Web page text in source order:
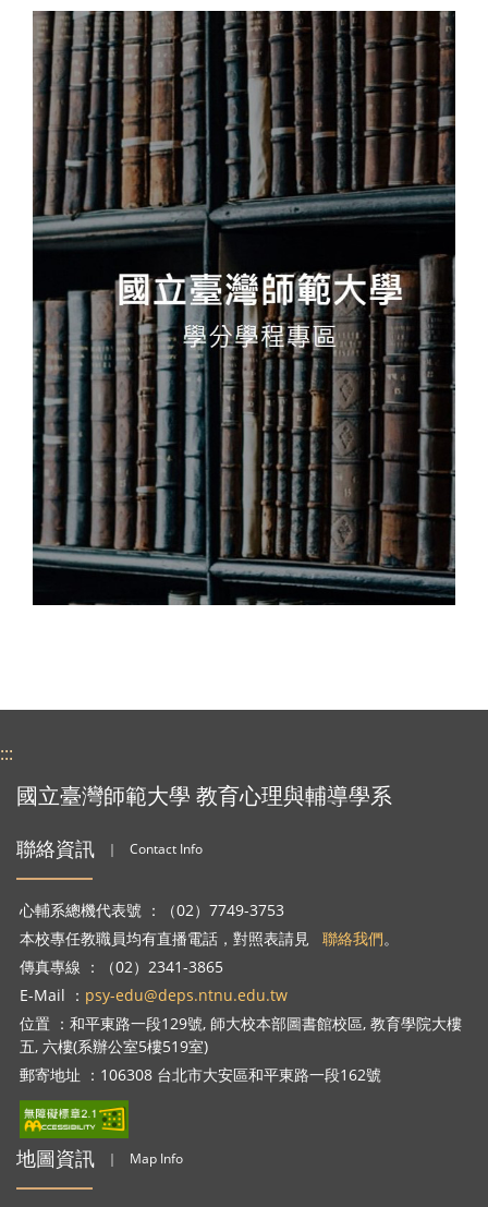
:::
國立臺灣師範大學 教育心理與輔導學系
聯絡資訊 ｜ Contact Info
心輔系總機代表號 ：（02）7749-3753
本校專任教職員均有直播電話，對照表請見 聯絡我們。
傳真專線 ：（02）2341-3865
E-Mail ： psy-edu@deps.ntnu.edu.tw
位置 ：和平東路一段129號, 師大校本部圖書館校區, 教育學院大樓
五, 六樓(系辦公室5樓519室)
郵寄地址 ：106308 台北市大安區和平東路一段162號
地圖資訊 ｜ Map Info